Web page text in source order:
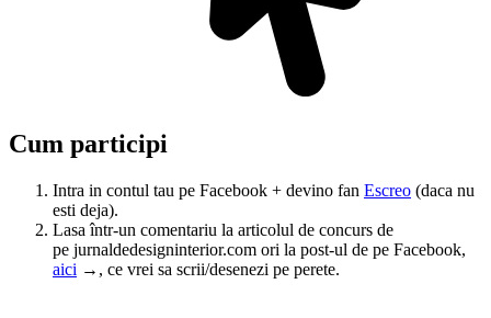
Cum participi
Intra in contul tau pe Facebook + devino fan Escreo (daca nu
esti deja).
Lasa într-un comentariu la articolul de concurs de
pe jurnaldedesigninterior.com ori la post-ul de pe Facebook,
aici →, ce vrei sa scrii/desenezi pe perete.